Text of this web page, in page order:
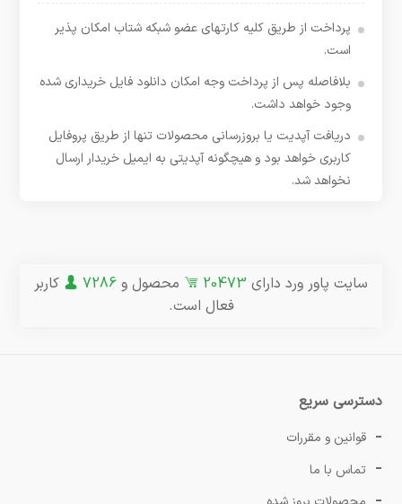
پرداخت از طریق کلیه کارتهای عضو شبکه شتاب امکان پذیر
است.
بلافاصله پس از پرداخت وجه امکان دانلود فایل خریداری شده
وجود خواهد داشت.
دریافت آپدیت یا بروزرسانی محصولات تنها از طریق پروفایل
کاربری خواهد بود و هیچگونه آپدیتی به ایمیل خریدار ارسال
نخواهد شد.
سایت پاور ورد دارای 20473 محصول و 7286
کاربر
فعال است.
دسترسی سریع
قوانین و مقررات
تماس با ما